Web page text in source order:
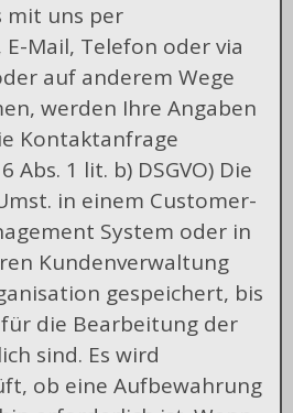
mit uns per
Mail, Telefon oder via
auf anderem Wege
werden Ihre Angaben
Kontaktanfrage
Abs. 1 lit. b) DSGVO) Die
in einem Customer-
System oder in
Kundenverwaltung
gespeichert, bis
die Bearbeitung der
sind. Es wird
ob eine Aufbewahrung